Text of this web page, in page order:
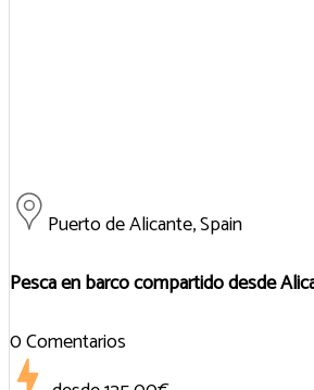
Puerto de Alicante, Spain
Pesca en barco compartido desde
0 Comentarios